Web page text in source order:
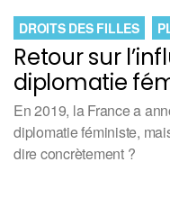
Retour sur
diplomatie
DROITS DES FILLES
En 2019, la France a
diplomatie féministe,
dire concrètement ?